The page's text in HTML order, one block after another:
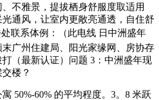
不雅景，提拔栖身舒服度取适用
通风，让室内更敞亮通透，自住舒
联系体例：（此电线 日中洲盛年
广州住建局、阳光家缘网、房协存
（最新认证）问题 3：中洲盛年现
楼？
60% 的平均程度。3。8 米跃